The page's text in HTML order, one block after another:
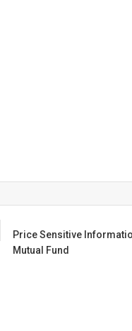
Price Sensitive
Mutual Fund